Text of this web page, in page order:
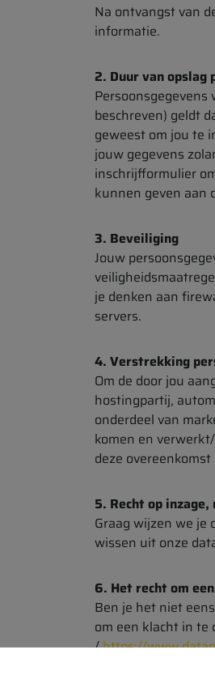
Na ontvangst van
informatie.
2. Duur van opslag
beschreven) geldt
geweest om jou te
jouw gegevens
inschrijfformulier
kunnen geven aan
3. Beveiliging
Jouw
je denken aan
servers.
4. Verstrekking
Om de door jou
hostingpartij,
onderdeel van
komen en
deze
5. Recht op
Graag wijzen we je
wissen uit onze
6. Het recht om
Ben je het niet
om een klacht in te
/https://